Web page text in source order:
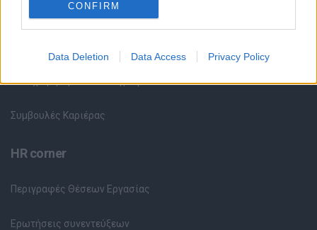
CONFIRM
Data Deletion Data Access Privacy Policy
Κέντρο Βοήθειας
Καταχώρηση Online Βιογραφικού
Συμβουλές Καριέρας
HR corner
Περιγραφές Θέσεων Εργασίας
Ερωτήσεις συνεντεύξεων